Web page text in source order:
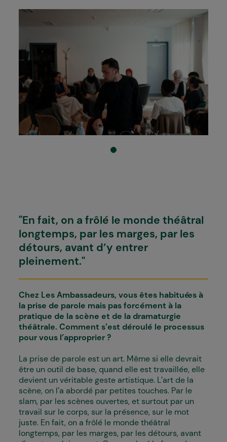
"En fait, on a frôlé le monde théâtral
longtemps, par les marges, par les
détours, avant d’y entrer
pleinement."
Chez Les Ambassadeurs, vous êtes habitué·es à
la prise de parole mais pas forcément à la
pratique de la scène et de la dramaturgie
théâtrale. Comment s’est déroulé le processus
pour vous l’approprier ?
La prise de parole est un art. Même si elle devrait
être un outil de base, quand elle est travaillée, elle
devient un véritable geste artistique. L’art de la
scène, on l’a abordé par petites touches. Par le
slam, par les scènes ouvertes, et surtout par un
travail sur le corps, sur la présence, sur le mot
juste. En fait, on a frôlé le monde théâtral
longtemps, par les marges, par les détours, avant